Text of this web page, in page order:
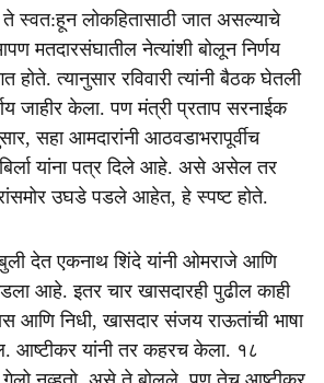
स्वत:हून लोकहितासाठी जात असल्याचे
मतदारसंघातील नेत्यांशी बोलून निर्णय
त्यानुसार रविवारी त्यांनी बैठक घेतली
जाहीर केला. पण मंत्री प्रताप सरनाईक
सहा आमदारांनी आठवडाभरापूर्वीच
यांना पत्र दिले आहे. असे असेल तर
उघडे पडले आहेत, हे स्पष्ट होते.
देत एकनाथ शिंदे यांनी ओमराजे आणि
आहे. इतर चार खासदारही पुढील काही
आणि निधी, खासदार संजय राऊतांची भाषा
आष्टीकर यांनी तर कहरच केला. १८